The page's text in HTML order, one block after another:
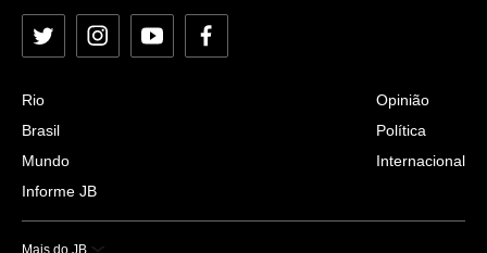
Twitter InstagramYouTubeFacebook
Rio
Brasil
Mundo
Informe JB
Opinião
Política
Internacional
Mais do JB